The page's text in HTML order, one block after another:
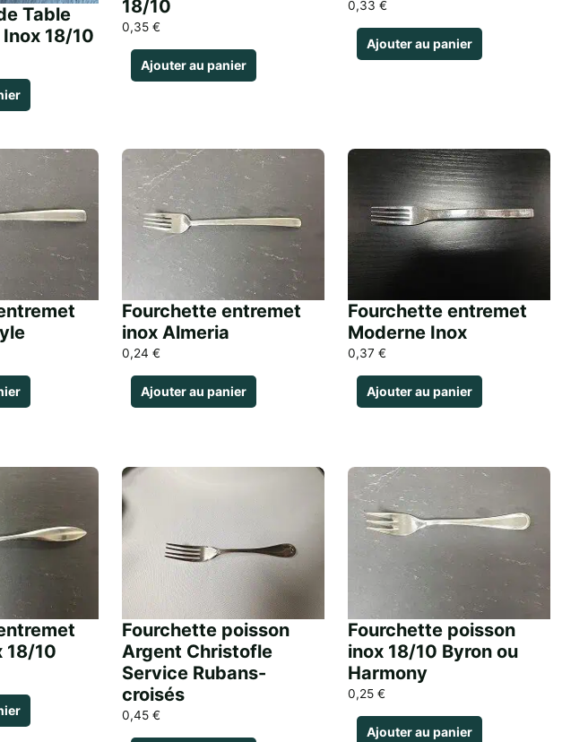
Table
Inox 18/10
18/10
0,35 €
Ajouter au panier
0,33 €
Ajouter au panier
Fourchette entremet
inox Almeria
0,24 €
Ajouter au panier
Fourchette entremet
Moderne Inox
0,37 €
Ajouter au panier
18/10
Fourchette poisson
Argent Christofle
Service Rubans-
croisés
0,45 €
Fourchette poisson
inox 18/10 Byron ou
Harmony
0,25 €
Ajouter au panier